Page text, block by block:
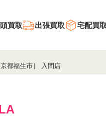
買取 出張買取 宅配買取
都福生市］ 入間店